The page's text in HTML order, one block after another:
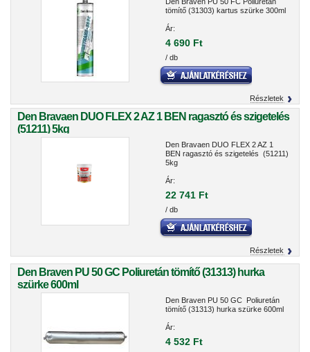
tömítő (31303) kartus szürke 300ml
Ár:
4 690 Ft
/ db
Részletek
Den Bravaen DUO FLEX 2 AZ 1 BEN ragasztó és szigetelés
(51211) 5kg
Den Bravaen DUO FLEX 2 AZ 1
BEN ragasztó és szigetelés (51211)
5kg
Ár:
22 741 Ft
/ db
Részletek
Den Braven PU 50 GC Poliuretán tömítő (31313) hurka
szürke 600ml
Den Braven PU 50 GC Poliuretán
tömítő (31313) hurka szürke 600ml
Ár:
4 532 Ft